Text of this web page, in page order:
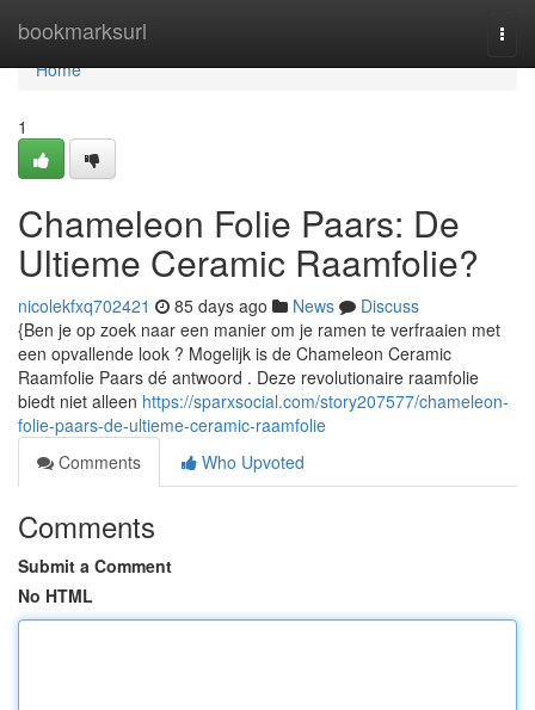
bookmarksurl
Home
Home
1
Chameleon Folie Paars: De
Ultieme Ceramic Raamfolie?
nicolekfxq702421 85 days ago News
Discuss
{Ben je op zoek naar een manier om je ramen te verfraaien met
een opvallende look ? Mogelijk is de Chameleon Ceramic
Raamfolie Paars dé antwoord . Deze revolutionaire raamfolie
biedt niet alleen https://sparxsocial.com/story207577/chameleon-
folie-paars-de-ultieme-ceramic-raamfolie
Comments
Who Upvoted
Comments
Submit a Comment
No HTML